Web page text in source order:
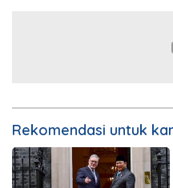
Rekomendasi untuk